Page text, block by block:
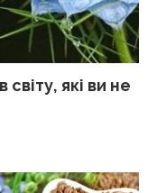
які ви не